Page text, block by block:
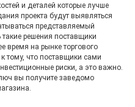
и деталей которые лучше
проекта будут выявляться
представляемый
решения поставщики
время на рынке торгового
тому, что поставщики сами
риски, а это важно.
вы получите заведомо